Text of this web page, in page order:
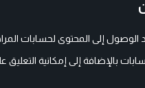
بالإضافة إلى إمكانية التعليق